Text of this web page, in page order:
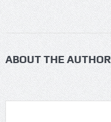
ABOUT THE AUTHOR